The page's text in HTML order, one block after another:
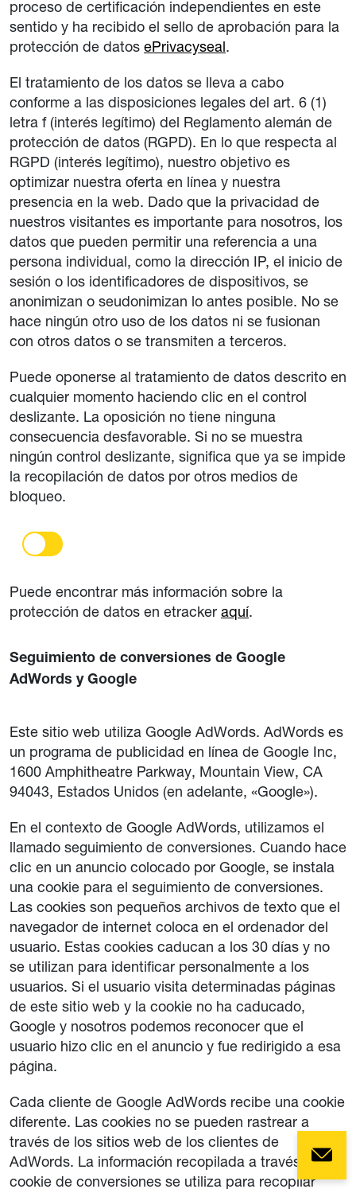
proceso de certificación independientes en este
sentido y ha recibido el sello de aprobación para la
protección de datos ePrivacyseal.
El tratamiento de los datos se lleva a cabo
conforme a las disposiciones legales del art. 6 (1)
letra f (interés legítimo) del Reglamento alemán de
protección de datos (RGPD). En lo que respecta al
RGPD (interés legítimo), nuestro objetivo es
optimizar nuestra oferta en línea y nuestra
presencia en la web. Dado que la privacidad de
nuestros visitantes es importante para nosotros, los
datos que pueden permitir una referencia a una
persona individual, como la dirección IP, el inicio de
sesión o los identificadores de dispositivos, se
anonimizan o seudonimizan lo antes posible. No se
hace ningún otro uso de los datos ni se fusionan
con otros datos o se transmiten a terceros.
Puede oponerse al tratamiento de datos descrito en
cualquier momento haciendo clic en el control
deslizante. La oposición no tiene ninguna
consecuencia desfavorable. Si no se muestra
ningún control deslizante, significa que ya se impide
la recopilación de datos por otros medios de
bloqueo.
Puede encontrar más información sobre la
protección de datos en etracker aquí.
Seguimiento de conversiones de Google
AdWords y Google
Este sitio web utiliza Google AdWords. AdWords es
un programa de publicidad en línea de Google Inc,
1600 Amphitheatre Parkway, Mountain View, CA
94043, Estados Unidos (en adelante, «Google»).
En el contexto de Google AdWords, utilizamos el
llamado seguimiento de conversiones. Cuando hace
clic en un anuncio colocado por Google, se instala
una cookie para el seguimiento de conversiones.
Las cookies son pequeños archivos de texto que el
navegador de internet coloca en el ordenador del
usuario. Estas cookies caducan a los 30 días y no
se utilizan para identificar personalmente a los
usuarios. Si el usuario visita determinadas páginas
de este sitio web y la cookie no ha caducado,
Google y nosotros podemos reconocer que el
usuario hizo clic en el anuncio y fue redirigido a esa
página.
Cada cliente de Google AdWords recibe una cookie
diferente. Las cookies no se pueden rastrear a
través de los sitios web de los clientes de
AdWords. La información recopilada a través de la
cookie de conversiones se utiliza para recopilar